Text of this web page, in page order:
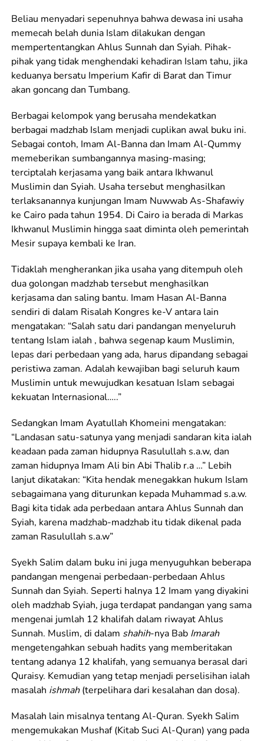
Beliau menyadari sepenuhnya bahwa dewasa ini usaha
memecah belah dunia Islam dilakukan dengan
mempertentangkan Ahlus Sunnah dan Syiah. Pihak-
pihak yang tidak menghendaki kehadiran Islam tahu, jika
keduanya bersatu Imperium Kafir di Barat dan Timur
akan goncang dan Tumbang.
Berbagai kelompok yang berusaha mendekatkan
berbagai madzhab Islam menjadi cuplikan awal buku ini.
Sebagai contoh, Imam Al-Banna dan Imam Al-Qummy
memeberikan sumbangannya masing-masing;
terciptalah kerjasama yang baik antara Ikhwanul
Muslimin dan Syiah. Usaha tersebut menghasilkan
terlaksanannya kunjungan Imam Nuwwab As-Shafawiy
ke Cairo pada tahun 1954. Di Cairo ia berada di Markas
Ikhwanul Muslimin hingga saat diminta oleh pemerintah
Mesir supaya kembali ke Iran.
Tidaklah mengherankan jika usaha yang ditempuh oleh
dua golongan madzhab tersebut menghasilkan
kerjasama dan saling bantu. Imam Hasan Al-Banna
sendiri di dalam Risalah Kongres ke-V antara lain
mengatakan: “Salah satu dari pandangan menyeluruh
tentang Islam ialah , bahwa segenap kaum Muslimin,
lepas dari perbedaan yang ada, harus dipandang sebagai
peristiwa zaman. Adalah kewajiban bagi seluruh kaum
Muslimin untuk mewujudkan kesatuan Islam sebagai
kekuatan Internasional…..”
Sedangkan Imam Ayatullah Khomeini mengatakan:
“Landasan satu-satunya yang menjadi sandaran kita ialah
keadaan pada zaman hidupnya Rasulullah s.a.w, dan
zaman hidupnya Imam Ali bin Abi Thalib r.a …” Lebih
lanjut dikatakan: “Kita hendak menegakkan hukum Islam
sebagaimana yang diturunkan kepada Muhammad s.a.w.
Bagi kita tidak ada perbedaan antara Ahlus Sunnah dan
Syiah, karena madzhab-madzhab itu tidak dikenal pada
zaman Rasulullah s.a.w”
Syekh Salim dalam buku ini juga menyuguhkan beberapa
pandangan mengenai perbedaan-perbedaan Ahlus
Sunnah dan Syiah. Seperti halnya 12 Imam yang diyakini
oleh madzhab Syiah, juga terdapat pandangan yang sama
mengenai jumlah 12 khalifah dalam riwayat Ahlus
Sunnah. Muslim, di dalam shahih-nya Bab Imarah
mengetengahkan sebuah hadits yang memberitakan
tentang adanya 12 khalifah, yang semuanya berasal dari
Quraisy. Kemudian yang tetap menjadi perselisihan ialah
masalah ishmah(terpelihara dari kesalahan dan dosa).
Masalah lain misalnya tentang Al-Quran. Syekh Salim
mengemukakan Mushaf (Kitab Suci Al-Quran) yang pada